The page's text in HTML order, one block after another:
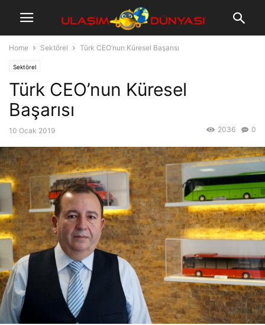
Home Sektörel Türk CEO’nun Küresel Başarısı
Sektörel
Türk CEO’nun Küresel
Başarısı
10 Ocak 2019 0
2036